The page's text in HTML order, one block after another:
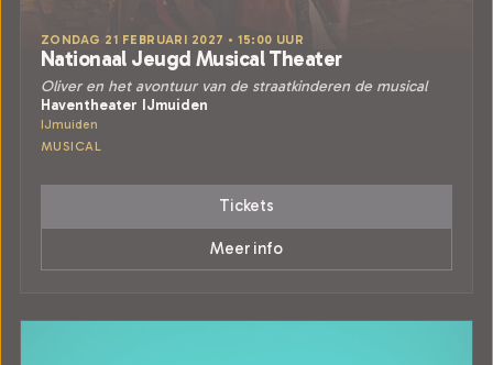
ZONDAG 21 FEBRUARI 2027 • 15:00 UUR
Nationaal Jeugd Musical Theater
Oliver en het avontuur van de straatkinderen de musical
Haventheater IJmuiden
IJmuiden
MUSICAL
Tickets
Meer info